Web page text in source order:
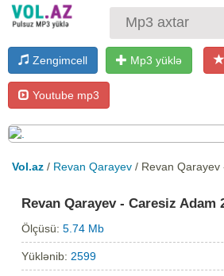
Zengimcell Mp3 yüklə
Youtube mp3
Vol.az / Revan Qarayev / Revan Qarayev
Revan Qarayev - Caresiz Adam
Ölçüsü:5.74 Mb
Yüklənib: 2599